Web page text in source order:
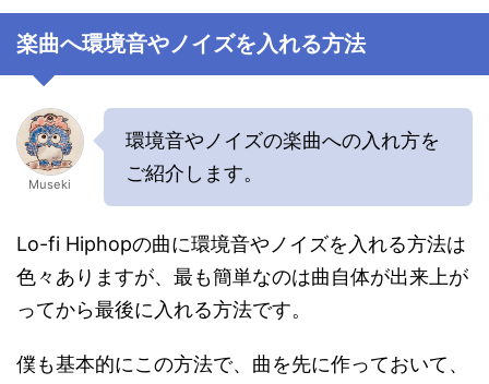
楽曲へ環境音やノイズを入れる方法
Museki
環境音やノイズの楽曲への入れ方を
ご紹介します。
Lo-fi Hiphopの曲に環境音やノイズを入れる方法は
色々ありますが、最も簡単なのは曲自体が出来上が
ってから最後に入れる方法です。
僕も基本的にこの方法で、曲を先に作っておいて、